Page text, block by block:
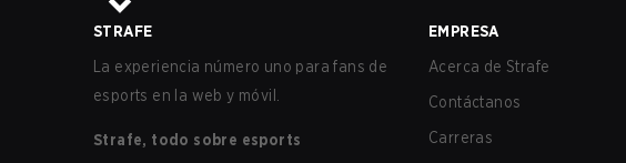
STRAFE
La experiencia número uno para fans de
esports en la web y móvil.
Strafe, todo sobre esports
EMPRESA
Acerca de Strafe
Contáctanos
Carreras